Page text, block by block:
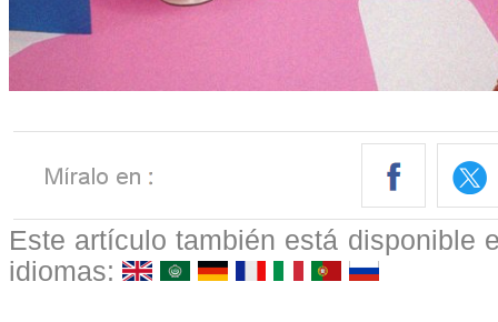
Este artículo también está disponible
idiomas: